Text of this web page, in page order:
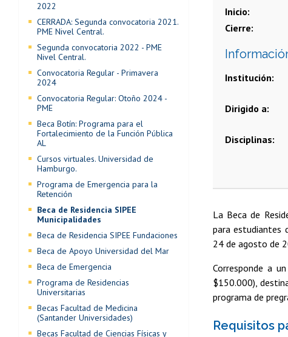
Inicio
Cierre
Institución
Dirigido a
Disciplinas
La Beca de
para estudiantes
24 de agosto de
Corresponde a
$150.000),
programa de
Requisitos
2022
CERRADA: Segunda convocatoria 2021.
PME Nivel Central.
Segunda convocatoria 2022 - PME
Nivel Central.
Convocatoria Regular - Primavera
2024
Convocatoria Regular: Otoño 2024 -
PME
Beca Botín: Programa para el
Fortalecimiento de la Función Pública
AL
Cursos virtuales. Universidad de
Hamburgo.
Programa de Emergencia para la
Retención
Beca de Residencia SIPEE
Municipalidades
Beca de Residencia SIPEE Fundaciones
Beca de Apoyo Universidad del Mar
Beca de Emergencia
Programa de Residencias
Universitarias
Becas Facultad de Medicina
(Santander Universidades)
Becas Facultad de Ciencias Físicas y